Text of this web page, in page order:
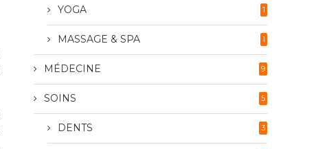
YOGA 1
MASSAGE & SPA 1
MÉDECINE 9
SOINS 5
DENTS 3